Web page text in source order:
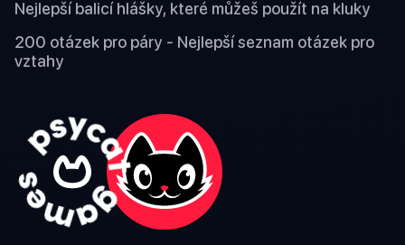
Nejlepší balicí hlášky, které můžeš použít na kluky
200 otázek pro páry - Nejlepší seznam otázek pro
vztahy